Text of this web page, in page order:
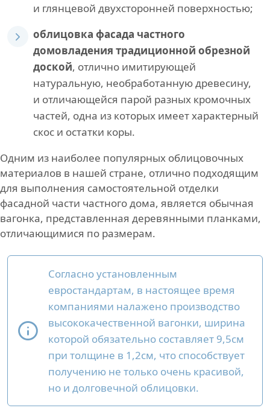
и глянцевой двухсторонней поверхностью;
облицовка фасада частного
домовладения традиционной обрезной
доской, отлично имитирующей
натуральную, необработанную древесину,
и отличающейся парой разных кромочных
частей, одна из которых имеет характерный
скос и остатки коры.
Одним из наиболее популярных облицовочных
материалов в нашей стране, отлично подходящим
для выполнения самостоятельной отделки
фасадной части частного дома, является обычная
вагонка, представленная деревянными планками,
отличающимися по размерам.
Согласно установленным
евростандартам, в настоящее время
компаниями налажено производство
высококачественной вагонки, ширина
которой обязательно составляет 9,5см
при толщине в 1,2см, что способствует
получению не только очень красивой,
но и долговечной облицовки.